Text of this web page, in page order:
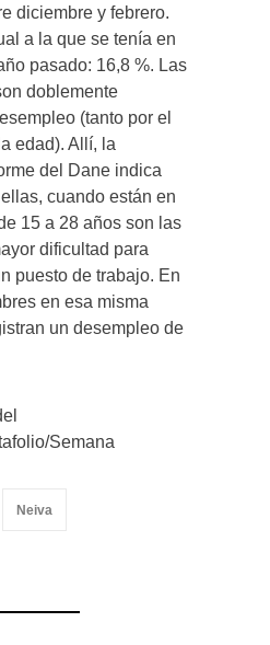
diciembre y febrero.
a la que se tenía en
pasado: 16,8 %. Las
doblemente
(tanto por el
edad). Allí, la
del Dane indica
cuando están en
15 a 28 años son las
dificultad para
puesto de trabajo. En
en esa misma
un desempleo de
Semana
Neiva